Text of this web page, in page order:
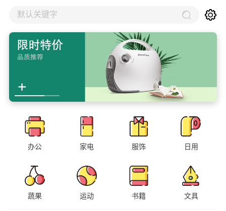
默认关键字
办公 家电 服饰 日用
蔬果 运动 书籍 文具